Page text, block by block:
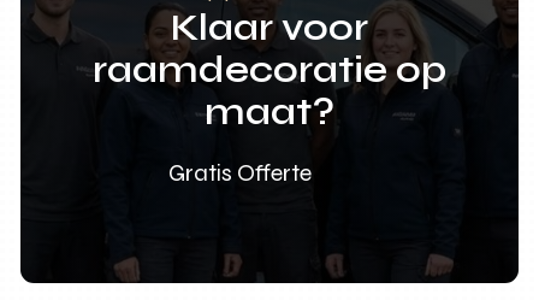
Klaar voor
raamdecoratie op
maat?
Gratis Offerte